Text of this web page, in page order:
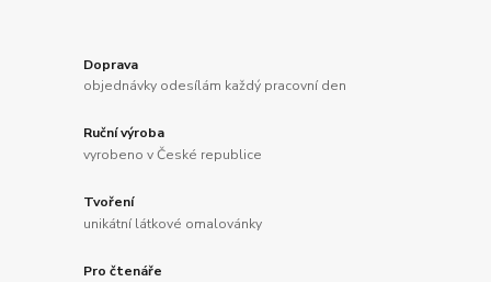
Doprava
objednávky odesílám každý pracovní den
Ruční výroba
vyrobeno v České republice
Tvoření
unikátní látkové omalovánky
Pro čtenáře